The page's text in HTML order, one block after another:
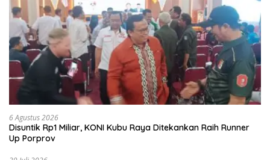
6 Agustus 2026
Disuntik Rp1 Miliar, KONI Kubu Raya Ditekankan Raih Runner
Up Porprov